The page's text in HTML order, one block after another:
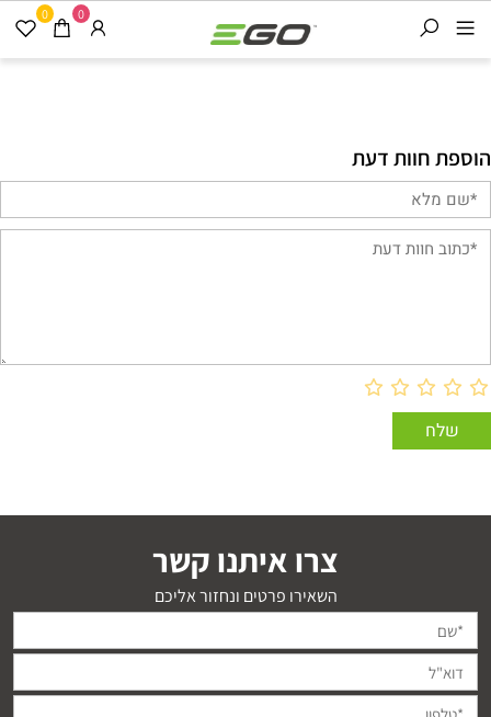
0 0
הוספת חוות דעת
צרו איתנו קשר
השאירו פרטים ונחזור אליכם